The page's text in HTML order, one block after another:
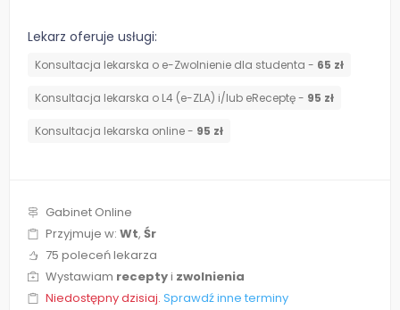
Lekarz oferuje usługi:
Konsultacja lekarska o e-Zwolnienie dla studenta - 65 zł
Konsultacja lekarska o L4 (e-ZLA) i/lub eReceptę - 95 zł
Konsultacja lekarska online - 95 zł
Gabinet Online
Przyjmuje w: Wt, Śr
75 poleceń lekarza
Wystawiam receptyi zwolnienia
Niedostępny dzisiaj. Sprawdź inne terminy